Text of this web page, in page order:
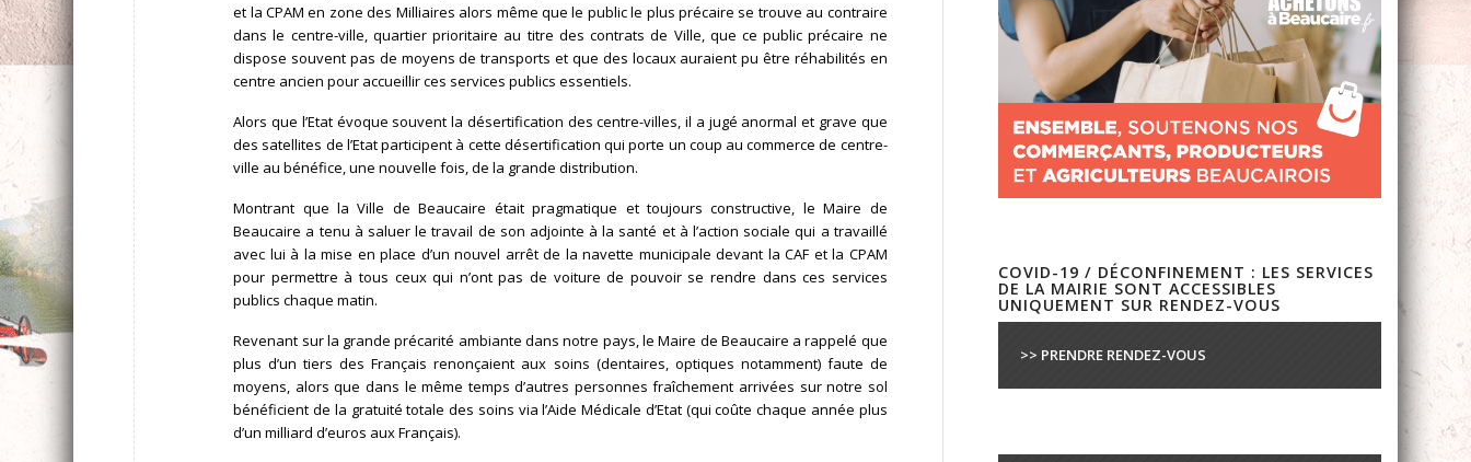
et la CPAM en zone des Milliaires alors même que le public le plus précaire se trouve au contraire
dans le centre-ville, quartier prioritaire au titre des contrats de Ville, que ce public précaire ne
dispose souvent pas de moyens de transports et que des locaux auraient pu être réhabilités en
centre ancien pour accueillir ces services publics essentiels.
Alors que l’Etat évoque souvent la désertification des centre-villes, il a jugé anormal et grave que
des satellites de l’Etat participent à cette désertification qui porte un coup au commerce de centre-
ville au bénéfice, une nouvelle fois, de la grande distribution.
Montrant que la Ville de Beaucaire était pragmatique et toujours constructive, le Maire de
Beaucaire a tenu à saluer le travail de son adjointe à la santé et à l’action sociale qui a travaillé
avec lui à la mise en place d’un nouvel arrêt de la navette municipale devant la CAF et la CPAM
pour permettre à tous ceux qui n’ont pas de voiture de pouvoir se rendre dans ces services
publics chaque matin.
Revenant sur la grande précarité ambiante dans notre pays, le Maire de Beaucaire a rappelé que
plus d’un tiers des Français renonçaient aux soins (dentaires, optiques notamment) faute de
moyens, alors que dans le même temps d’autres personnes fraîchement arrivées sur notre sol
bénéficient de la gratuité totale des soins via l’Aide Médicale d’Etat (qui coûte chaque année plus
d’un milliard d’euros aux Français).
COVID-19 / DÉCONFINEMENT : LES SERVICES
DE LA MAIRIE SONT ACCESSIBLES
UNIQUEMENT SUR RENDEZ-VOUS
>> PRENDRE RENDEZ-VOUS